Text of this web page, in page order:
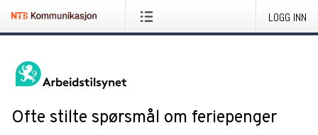
LOGG INN
Ofte stilte spørsmål om feriepenger